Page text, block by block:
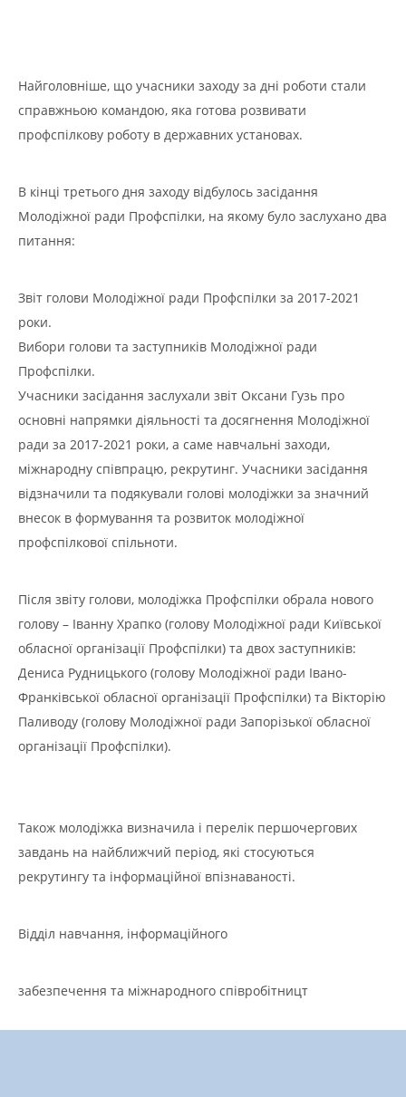
Найголовніше, що учасники заходу за дні роботи стали
справжньою командою, яка готова розвивати
профспілкову роботу в державних установах.
В кінці третього дня заходу відбулось засідання
Молодіжної ради Профспілки, на якому було заслухано два
питання:
Звіт голови Молодіжної ради Профспілки за 2017-2021
роки.
Вибори голови та заступників Молодіжної ради
Профспілки.
Учасники засідання заслухали звіт Оксани Гузь про
основні напрямки діяльності та досягнення Молодіжної
ради за 2017-2021 роки, а саме навчальні заходи,
міжнародну співпрацю, рекрутинг. Учасники засідання
відзначили та подякували голові молодіжки за значний
внесок в формування та розвиток молодіжної
профспілкової спільноти.
Після звіту голови, молодіжка Профспілки обрала нового
голову – Іванну Храпко (голову Молодіжної ради Київської
обласної організації Профспілки) та двох заступників:
Дениса Рудницького (голову Молодіжної ради Івано-
Франківської обласної організації Профспілки) та Вікторію
Паливоду (голову Молодіжної ради Запорізької обласної
організації Профспілки).
Також молодіжка визначила і перелік першочергових
завдань на найближчий період, які стосуються
рекрутингу та інформаційної впізнаваності.
Відділ навчання, інформаційного
забезпечення та міжнародного співробітницт